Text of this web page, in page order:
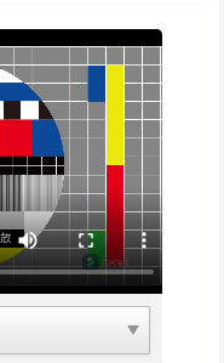
西藏 新疆